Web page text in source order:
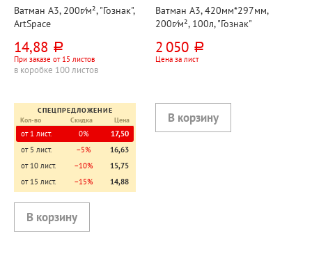
Ватман А3, 200г⁄м², "Гознак",
ArtSpace
14,88 руб.
При заказе от 15 листов
в коробке 100 листов
СПЕЦПРЕДЛОЖЕНИЕ
Кол-во
Скидка Цена
от 1 лист. 0%
17,50
от 5 лист.
−5%
16,63
от 10 лист.
−10%
15,75
от 15 лист.
−15% 14,88
Ватман А3, 420мм*297мм,
200г⁄м², 100л, "Гознак"
2 050 руб.
Цена за лист